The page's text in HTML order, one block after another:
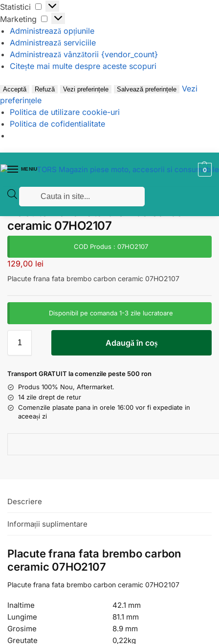
Statistici
Marketing
Administrează opțiunile
Administrează serviciile
Administrează vânzătorii {vendor_count}
Citește mai multe despre aceste scopuri
Acceptă Refuză Vezi preferințele Salvează preferințele
Vezi
preferințele
Politica de utilizare cookie-uri
Politica de cofidentialitate
MENIU 0
ceramic 07HO2107
COD Produs : 07HO2107
129,00 lei
Placute frana fata brembo carbon ceramic 07HO2107
Disponibil pe comanda 1-3 zile lucratoare
Adaugă în coș
Transport GRATUIT la comenzile peste 500 ron
Produs 100% Nou, Aftermarket.
14 zile drept de retur
Comenzile plasate pana in orele 16:00 vor fi expediate in
aceeași zi
Descriere
Informații suplimentare
Placute frana fata brembo carbon
ceramic 07HO2107
Placute frana fata brembo carbon ceramic 07HO2107
Inaltime
42.1 mm
Lungime
81.1 mm
Grosime
8.9 mm
Greutate
0,22kg